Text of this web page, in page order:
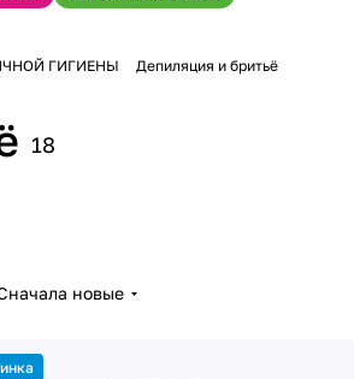
ГИГИЕНЫ Депиляция и бритьё
18
новые